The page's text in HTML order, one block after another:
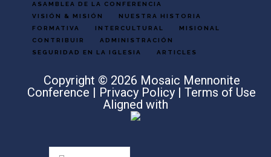
ASAMBLEA DE LA CONFERENCIA
VISIÓN & MISIÓN
NUESTRA HISTORIA
FORMATIVA
INTERCULTURAL
MISIONAL
CONTRIBUIR
ADMINISTRACIÓN
SEGURIDAD EN LA IGLESIA
ARTICLES
Copyright © 2026 Mosaic Mennonite
Conference | Privacy Policy |Terms of Use
Aligned with